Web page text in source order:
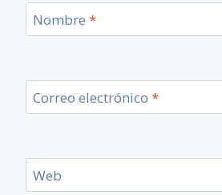
Nombre *
Correo electrónico *
Web